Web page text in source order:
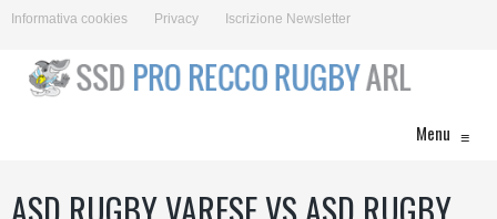
Informativa cookies Privacy Iscrizione Newsletter
Menu ≡